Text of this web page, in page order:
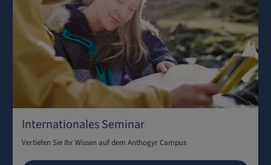
Internationales Seminar
Vertiefen Sie Ihr Wissen auf dem Anthogyr Campus